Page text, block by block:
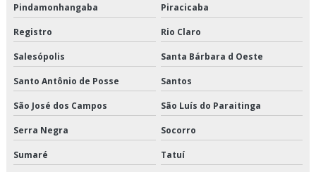
Terceirização de transporte de refrigerados
Terceirização de transporte fracionado de alimentos perecíveis
Terceirização de transporte produtos congelados
Terceirização de transporte produtos refrigerados
Pindamonhangaba Piracicaba
Registro Rio Claro
Salesópolis Santa Bárbara d Oeste
Santo Antônio de Posse Santos
São José dos Campos São Luís do Paraitinga
Serra Negra Socorro
Sumaré Tatuí